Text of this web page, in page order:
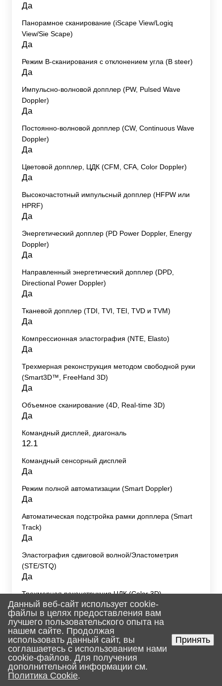
Да
Панорамное сканирование (iScape View/Logiq
View/Sie Scape)
Да
Режим B-сканирования с отклонением угла (B steer)
Да
Импульсно-волновой допплер (PW, Pulsed Wave
Doppler)
Да
Постоянно-волновой допплер (CW, Continuous Wave
Doppler)
Да
Цветовой допплер, ЦДК (CFM, CFA, Color Doppler)
Да
Высокочастотный импульсный допплер (HFPW или
HPRF)
Да
Энергетический допплер (PD Power Doppler, Energy
Doppler)
Да
Направленный энергетический допплер (DPD,
Directional Power Doppler)
Да
Тканевой допплер (TDI, TVI, TEI, TVD и TVM)
Да
Компрессионная эластография (NTE, Elasto)
Да
Трехмерная реконструкция методом свободной руки
(Smart3D™, FreeHand 3D)
Да
Объемное сканирование (4D, Real-time 3D)
Да
Командный дисплей, диагональ
12.1
Командный сенсорный дисплей
Да
Режим полной автоматизации (Smart Doppler)
Да
Автоматическая подстройка рамки допплера (Smart
Track)
Да
Эластография сдвиговой волной/Эластометрия
(STE/STQ)
Да
Трехмерная реконструкция ЦДК (Color 3D)
Да
Wi-fi
Да
Твердотельный накопитель (SSD)
Да
Количество парковочных разъемов для датчиков
Главная Поиск Корзина
Данный веб-сайт использует cookie-
файлы в целях предоставления вам
лучшего пользовательского опыта на
нашем сайте. Продолжая
использовать данный сайт, вы
соглашаетесь с использованием нами
cookie-файлов. Для получения
дополнительной информации см.
Политика Cookie.
Принять